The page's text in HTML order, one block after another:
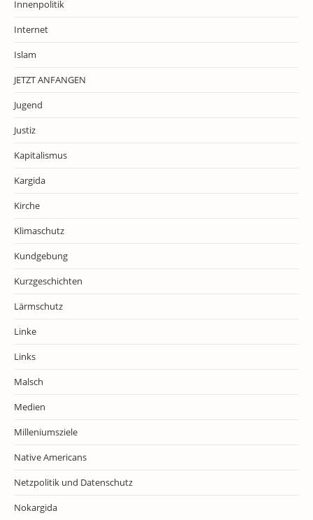
Innenpolitik
Internet
Islam
JETZT ANFANGEN
Jugend
Justiz
Kapitalismus
Kargida
Kirche
Klimaschutz
Kundgebung
Kurzgeschichten
Lärmschutz
Linke
Links
Malsch
Medien
Milleniumsziele
Native Americans
Netzpolitik und Datenschutz
Nokargida